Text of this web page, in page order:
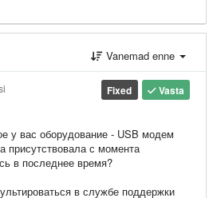
Vanemad enne
Vasta
Fixed
у вас оборудование - USB модем
присутствовала с момента
в последнее время?
в службе поддержки